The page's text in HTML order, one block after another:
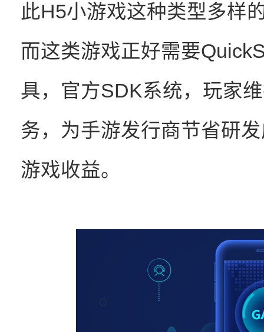
此H5小游戏这种类型多样
而这类游戏正好需要
具，官方SDK系统，玩家
务，为手游发行商节省研
游戏收益。